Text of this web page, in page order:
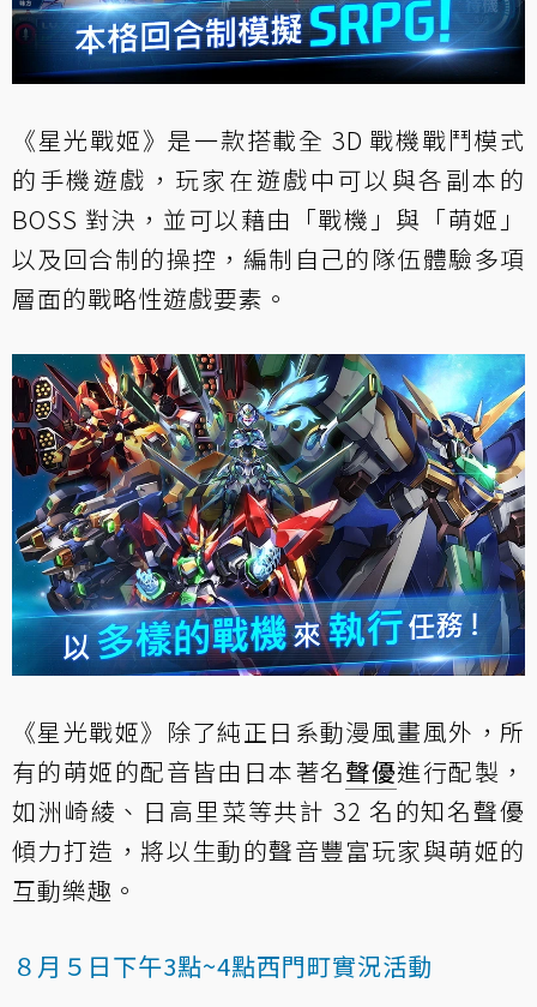
《星光戰姬》是一款搭載全 3D 戰機戰鬥模式
的手機遊戲，玩家在遊戲中可以與各副本的
BOSS 對決，並可以藉由「戰機」與「萌姬」
以及回合制的操控，編制自己的隊伍體驗多項
層面的戰略性遊戲要素。
《星光戰姬》除了純正日系動漫風畫風外，所
有的萌姬的配音皆由日本著名聲優進行配製，
如洲崎綾、日高里菜等共計 32 名的知名聲優
傾力打造，將以生動的聲音豐富玩家與萌姬的
互動樂趣。
８月５日下午3點~4點西門町實況活動